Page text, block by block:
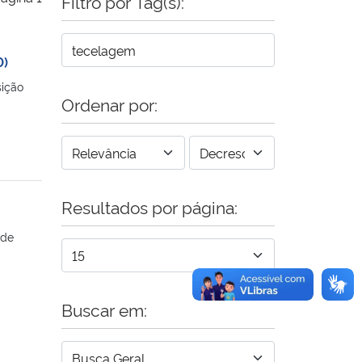
Ordenar por:
Resultados por página:
Buscar em: